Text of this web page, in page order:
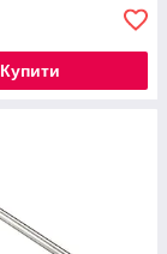
Купити